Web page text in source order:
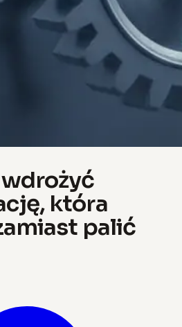
która
palić